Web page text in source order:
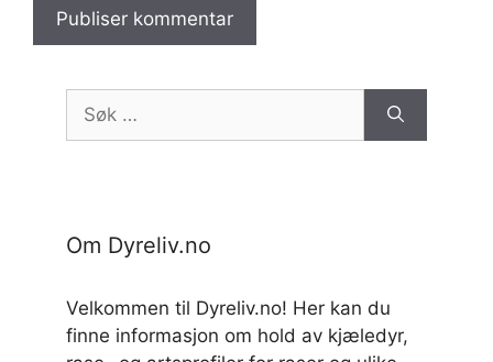
etter:
Om Dyreliv.no
Velkommen til Dyreliv.no! Her kan du
finne informasjon om hold av kjæledyr,